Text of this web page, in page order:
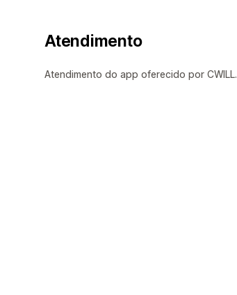
Atendimento
Atendimento do app oferecido por CWILL.